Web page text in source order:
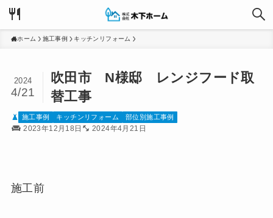
ホーム 施工事例 キッチンリフォーム
吹田市 N様邸 レンジフード取
替工事
2024
4/21
施工事例 キッチンリフォーム 部位別施工事例
2023年12月18日 2024年4月21日
施工前